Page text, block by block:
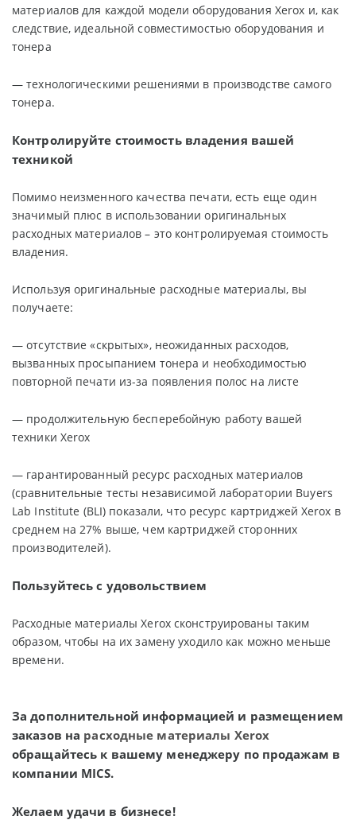
материалов для каждой модели оборудования Xerox и, как
следствие, идеальной совместимостью оборудования и
тонера
— технологическими решениями в производстве самого
тонера.
Контролируйте стоимость владения вашей
техникой
Помимо неизменного качества печати, есть еще один
значимый плюс в использовании оригинальных
расходных материалов – это контролируемая стоимость
владения.
Используя оригинальные расходные материалы, вы
получаете:
— отсутствие «скрытых», неожиданных расходов,
вызванных просыпанием тонера и необходимостью
повторной печати из-за появления полос на листе
— продолжительную бесперебойную работу вашей
техники Xerox
— гарантированный ресурс расходных материалов
(сравнительные тесты независимой лаборатории Buyers
Lab Institute (BLI) показали, что ресурс картриджей Xerox в
среднем на 27% выше, чем картриджей сторонних
производителей).
Пользуйтесь с удовольствием
Расходные материалы Xerox сконструированы таким
образом, чтобы на их замену уходило как можно меньше
времени.
За дополнительной информацией и размещением
заказов на расходные материалы Xerox
обращайтесь к вашему менеджеру по продажам в
компании MICS.
Желаем удачи в бизнесе!